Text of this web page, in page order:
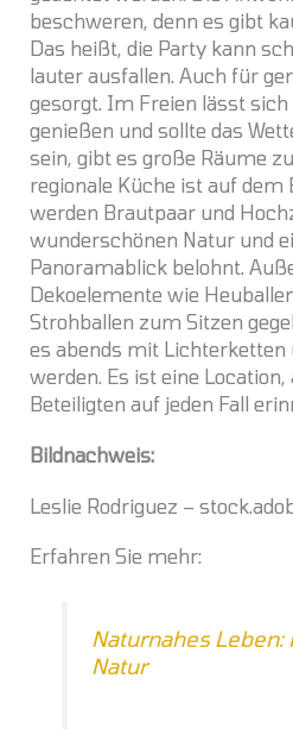
beschweren, denn es gibt
Das heißt, die Party kann
lauter ausfallen. Auch für
gesorgt. Im Freien lässt
genießen und sollte das
sein, gibt es große Räume
regionale Küche ist auf dem
werden Brautpaar und
wunderschönen Natur und
Panoramablick belohnt.
Dekoelemente wie
Strohballen zum Sitzen
es abends mit Lichterketten
werden. Es ist eine Location,
Beteiligten auf jeden Fall
Bildnachweis:
Leslie Rodriguez –
Erfahren Sie mehr:
Naturnahes
Natur